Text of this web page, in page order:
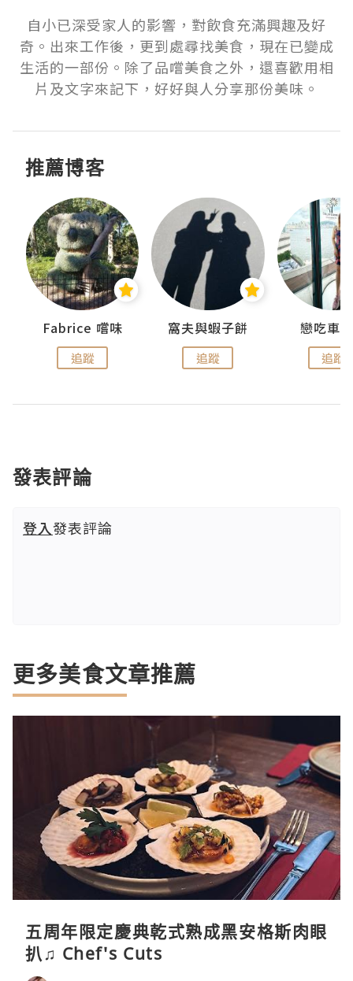
自小已深受家人的影響，對飲食充滿興趣及好
奇。出來工作後，更到處尋找美食，現在已變成
生活的一部份。除了品嚐美食之外，還喜歡用相
片及文字來記下，好好與人分享那份美味。
推薦博客
Fabrice 嚐味
追蹤
窩夫與蝦子餅
追蹤
戀吃車
追蹤
發表評論
登入發表評論
更多美食文章推薦
五周年限定慶典乾式熟成黑安格斯肉眼
扒♫ Chef's Cuts